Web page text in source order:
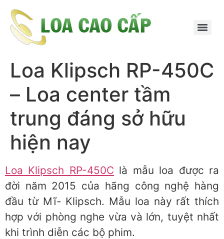
Loa Klipsch RP-450C
– Loa center tầm
trung đáng sở hữu
hiện nay
Loa Klipsch RP-450C là mẫu loa được ra
đời năm 2015 của hãng công nghệ hàng
đầu từ Mĩ- Klipsch. Mẫu loa này rất thích
hợp với phòng nghe vừa và lớn, tuyệt nhất
khi trình diễn các bộ phim.